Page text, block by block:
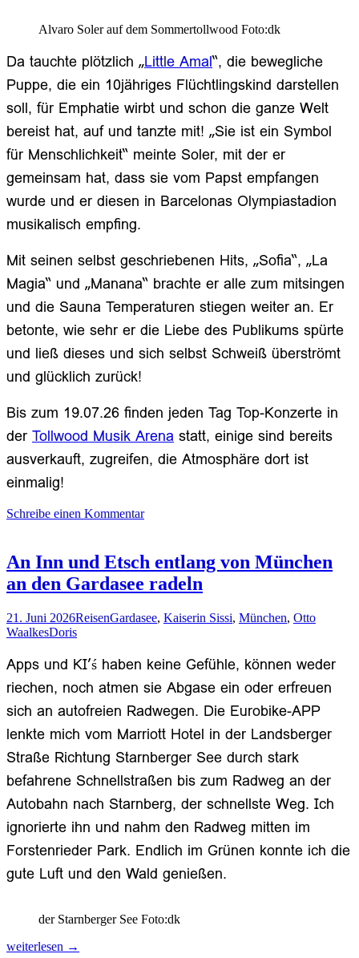
Alvaro Soler auf dem Sommertollwood Foto:dk
Da tauchte plötzlich „Little Amal“, die bewegliche
Puppe, die ein 10jähriges Flüchtlingskind darstellen
soll, für Emphatie wirbt und schon die ganze Welt
bereist hat, auf und tanzte mit! „Sie ist ein Symbol
für Menschlichkeit“ meinte Soler, mit der er
gemeinsam hat, dass sie vom Papst empfangen
wurde und er diesen in Barcelonas Olympiastadion
musikalisch empfing.
Mit seinen selbst geschriebenen Hits, „Sofia“, „La
Magia“ und „Manana“ brachte er alle zum mitsingen
und die Sauna Temperaturen stiegen weiter an. Er
betonte, wie sehr er die Liebe des Publikums spürte
und ließ dieses und sich selbst Schweiß überströmt
und glücklich zurück!
Bis zum 19.07.26 finden jeden Tag Top-Konzerte in
der Tollwood Musik Arena statt, einige sind bereits
ausverkauft, zugreifen, die Atmosphäre dort ist
einmalig!
Schreibe einen Kommentar
An Inn und Etsch entlang von München
an den Gardasee radeln
21. Juni 2026ReisenGardasee, Kaiserin Sissi, München, Otto
WaalkesDoris
Apps und KI’ś haben keine Gefühle, können weder
riechen, noch atmen sie Abgase ein oder erfreuen
sich an autofreien Radwegen. Die Eurobike-APP
lenkte mich vom Marriott Hotel in der Landsberger
Straße Richtung Starnberger See durch stark
befahrene Schnellstraßen bis zum Radweg an der
Autobahn nach Starnberg, der schnellste Weg. Ich
ignorierte ihn und nahm den Radweg mitten im
Forstenrieder Park. Endlich im Grünen konnte ich die
gute Luft und den Wald genießen.
der Starnberger See Foto:dk
An
weiterlesen →